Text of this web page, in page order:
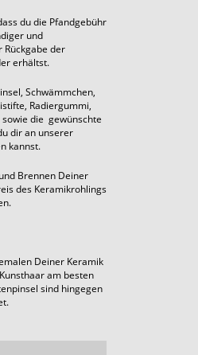
du die Pfandgebühr
und
Rückgabe der
erhältst.
Schwämmchen,
Radiergummi,
die gewünschte
dir an unserer
kannst.
Brennen Deiner
des Keramikrohlings
Deiner Keramik
am besten
sind hingegen